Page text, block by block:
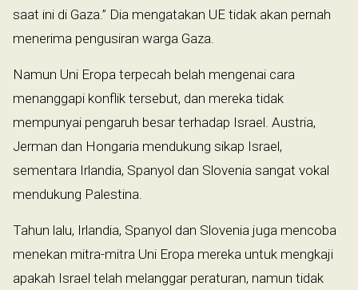
saat ini di Gaza.” Dia mengatakan UE tidak akan pernah
menerima pengusiran warga Gaza.
Namun Uni Eropa terpecah belah mengenai cara
menanggapi konflik tersebut, dan mereka tidak
mempunyai pengaruh besar terhadap Israel. Austria,
Jerman dan Hongaria mendukung sikap Israel,
sementara Irlandia, Spanyol dan Slovenia sangat vokal
mendukung Palestina.
Tahun lalu, Irlandia, Spanyol dan Slovenia juga mencoba
menekan mitra-mitra Uni Eropa mereka untuk mengkaji
apakah Israel telah melanggar peraturan, namun tidak